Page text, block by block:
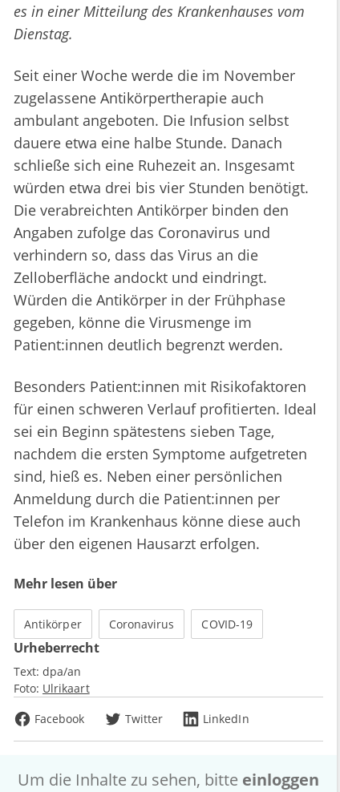
es in einer Mitteilung des Krankenhauses vom
Dienstag.
Seit einer Woche werde die im November
zugelassene Antikörpertherapie auch
ambulant angeboten. Die Infusion selbst
dauere etwa eine halbe Stunde. Danach
schließe sich eine Ruhezeit an. Insgesamt
würden etwa drei bis vier Stunden benötigt.
Die verabreichten Antikörper binden den
Angaben zufolge das Coronavirus und
verhindern so, dass das Virus an die
Zelloberfläche andockt und eindringt.
Würden die Antikörper in der Frühphase
gegeben, könne die Virusmenge im
Patient:innen deutlich begrenzt werden.
Besonders Patient:innen mit Risikofaktoren
für einen schweren Verlauf profitierten. Ideal
sei ein Beginn spätestens sieben Tage,
nachdem die ersten Symptome aufgetreten
sind, hieß es. Neben einer persönlichen
Anmeldung durch die Patient:innen per
Telefon im Krankenhaus könne diese auch
über den eigenen Hausarzt erfolgen.
Mehr lesen über
Antikörper Coronavirus COVID-19
Urheberrecht
Text: dpa/an
Foto: Ulrikaart
Facebook
Twitter LinkedIn
Um die Inhalte zu sehen, bitte einloggen